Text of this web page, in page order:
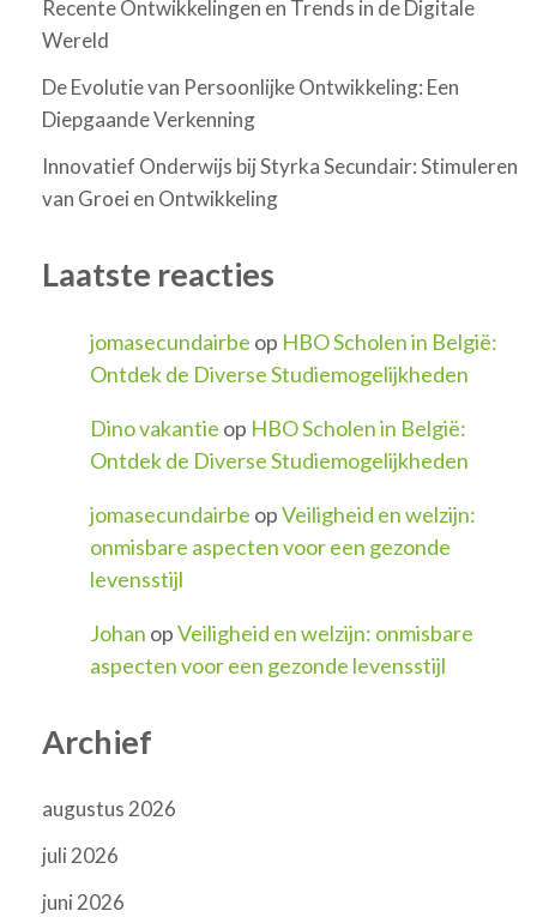
Recente Ontwikkelingen en Trends in de Digitale
Wereld
De Evolutie van Persoonlijke Ontwikkeling: Een
Diepgaande Verkenning
Innovatief Onderwijs bij Styrka Secundair: Stimuleren
van Groei en Ontwikkeling
Laatste reacties
jomasecundairbe op HBO Scholen in België:
Ontdek de Diverse Studiemogelijkheden
Dino vakantie op HBO Scholen in België:
Ontdek de Diverse Studiemogelijkheden
jomasecundairbe opVeiligheid en welzijn:
onmisbare aspecten voor een gezonde
levensstijl
Johan opVeiligheid en welzijn: onmisbare
aspecten voor een gezonde levensstijl
Archief
augustus 2026
juli 2026
juni 2026